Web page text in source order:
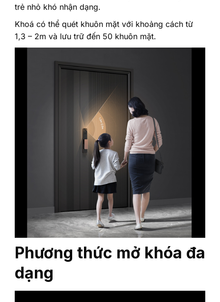
trẻ nhỏ khó nhận dạng.
Khoá có thể quét khuôn mặt với khoảng cách từ
1,3 – 2m và lưu trữ đến 50 khuôn mặt.
Phương thức mở khóa đa
dạng